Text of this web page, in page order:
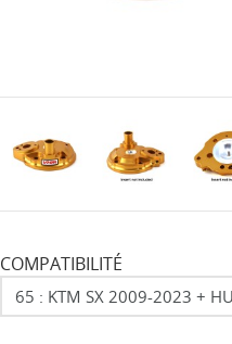
COMPATIBILITÉ